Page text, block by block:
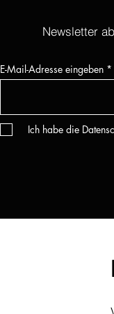
Newsletter
E-Mail-Adresse eingeben
Ich habe die